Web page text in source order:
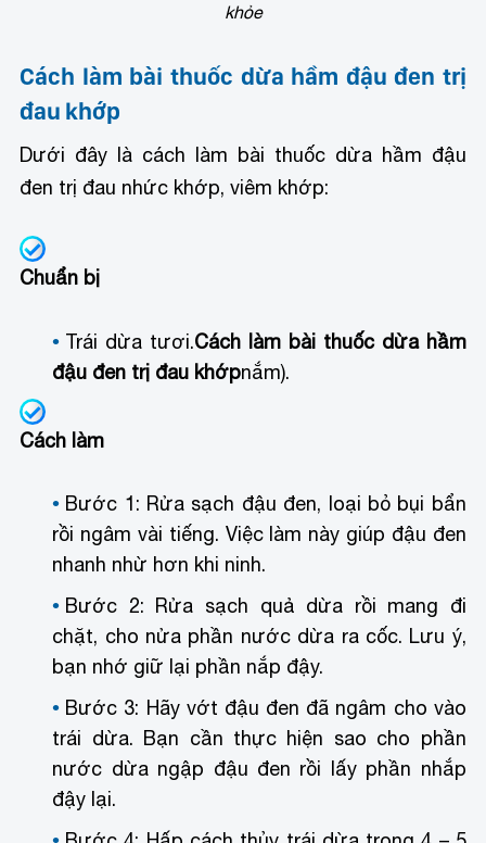
khỏe
Cách làm bài thuốc dừa hầm đậu đen trị
đau khớp
Dưới đây là cách làm bài thuốc dừa hầm đậu
đen trị đau nhức khớp, viêm khớp:
Chuẩn bị
Trái dừa tươi.Cách làm bài thuốc dừa hầm
đậu đen trị đau khớpnắm).
Cách làm
Bước 1: Rửa sạch đậu đen, loại bỏ bụi bẩn
rồi ngâm vài tiếng. Việc làm này giúp đậu đen
nhanh nhừ hơn khi ninh.
Bước 2: Rửa sạch quả dừa rồi mang đi
chặt, cho nửa phần nước dừa ra cốc. Lưu ý,
bạn nhớ giữ lại phần nắp đậy.
Bước 3: Hãy vớt đậu đen đã ngâm cho vào
trái dừa. Bạn cần thực hiện sao cho phần
nước dừa ngập đậu đen rồi lấy phần nhắp
đậy lại.